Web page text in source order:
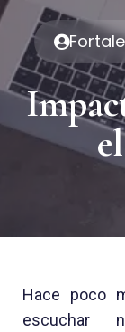
Hace poco
escuchar